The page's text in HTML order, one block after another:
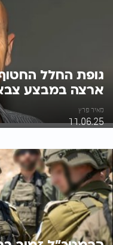
גופת החלל
ארצה במבצע
מאיר פרץ
11.06.25